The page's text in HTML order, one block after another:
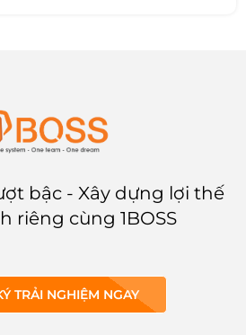
giản?
bậc - Xây dựng lợi thế
riêng cùng 1BOSS
TRẢI NGHIỆM NGAY